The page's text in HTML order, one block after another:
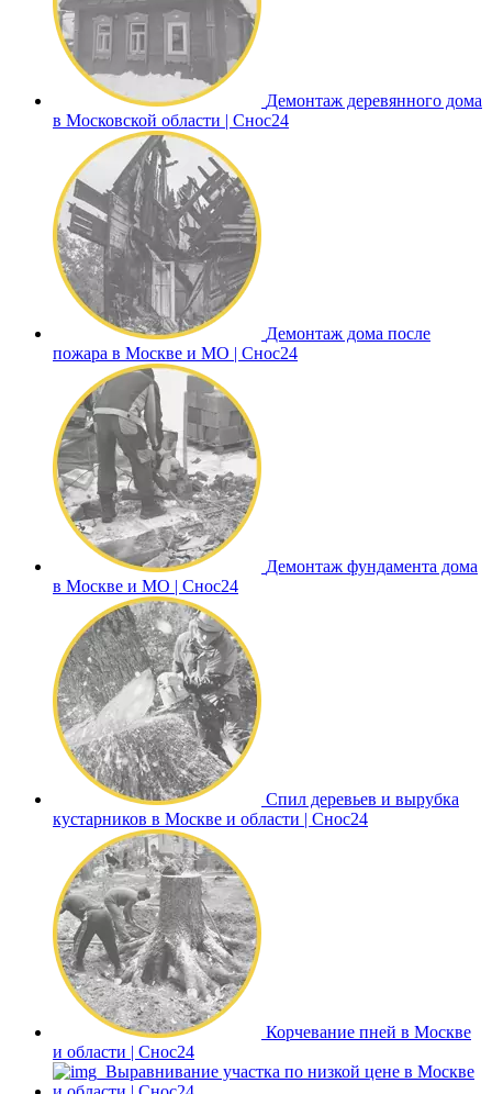
Демонтаж деревянного дома
в Московской области | Снос24
Демонтаж дома после
пожара в Москве и МО | Снос24
Демонтаж фундамента дома
в Москве и МО | Снос24
Спил деревьев и вырубка
кустарников в Москве и области | Снос24
Корчевание пней в Москве
и области | Снос24